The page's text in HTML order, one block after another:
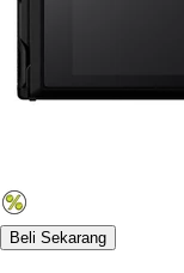
Beli Sekarang